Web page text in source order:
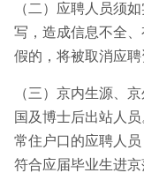
（二）应聘人员须
写，造成信息不全
假的，将被取消应聘
（三）京内生源、
国及博士后出站人
常住户口的应聘人
符合应届毕业生进京